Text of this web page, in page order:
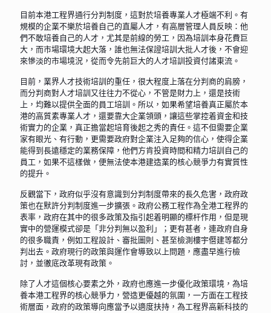
目前本港工程界通行分判制度，這對於培養專業人才極端不利。有
規模的企業不樂於培養自己的直屬人才，有高層管理人員反映：他
們不敢培養自己的人才，尤其是前線的勞工，因為培訓本身花費巨
大，而市場環境大起大落，誰也無法保證培訓大批人才後，不會迎
來慘淡的市場境況，從而令先前巨大的人才培訓投資付諸東流。
目前，業界人才技術培訓的重任，很大程度上落在分判商的肩膀，
而分判商對人才培訓又往往力不從心，不管是財力上，還是技術
上，均難以提供全面的員工培訓。所以，如果希望培養真正屬於本
港的高質素專業人才，還要靠大企業領頭，讓這些掌控着資金和技
術實力的企業，真正擔當起培育後起之秀的責任。這不但需要企業
家有眼光、有行動，更需要政府對企業注入足夠的信心，使得企業
能得到長遠穩定的業務保障，他們方肯投資時間和精力培訓自己的
員工，如果不這樣做，便無法使本港建造業的核心競爭力有實質性
的提升。
反觀當下，政府似乎沒有意識到分判制度帶來的長久危害，政府政
策也在默許分判制度進一步擴張。政府公務工程作為全港工程界的
表率，政府在其中的很多政策及指引起着明顯的標杆作用，但是現
實中的營運模式卻是「非分判無以盈利」；更有甚者，連政府自身
的很多職責，例如工程設計、審批圖則、甚至檢測樓宇僭建等都分
判出去。政府現行的政策與運作會導致以上問題，應盡早進行檢
討，並徹底改革現有政策。
除了人才這個核心要素之外，政府也應進一步優化政策環境，為培
養本港工程界的核心競爭力，營造更優越的氛圍，一方面在工程技
術層面，政府的政策導向應當予以適度扶持，為工程界高新科技的